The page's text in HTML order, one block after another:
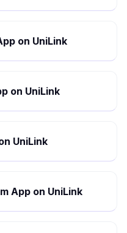
on UniLink
on UniLink
UniLink
App on UniLink